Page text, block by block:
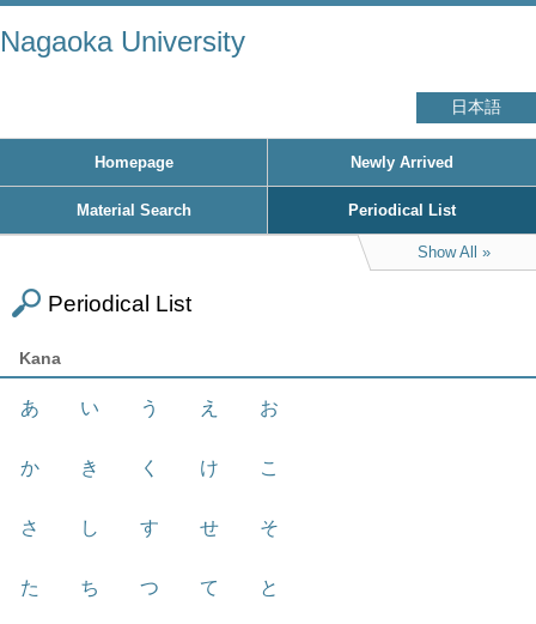
Nagaoka University
日本語
Homepage Newly Arrived
Material Search Periodical List
Show All
Periodical List
Kana
あ い う え お
か き く け こ
さ し す せ そ
た ち つ て と